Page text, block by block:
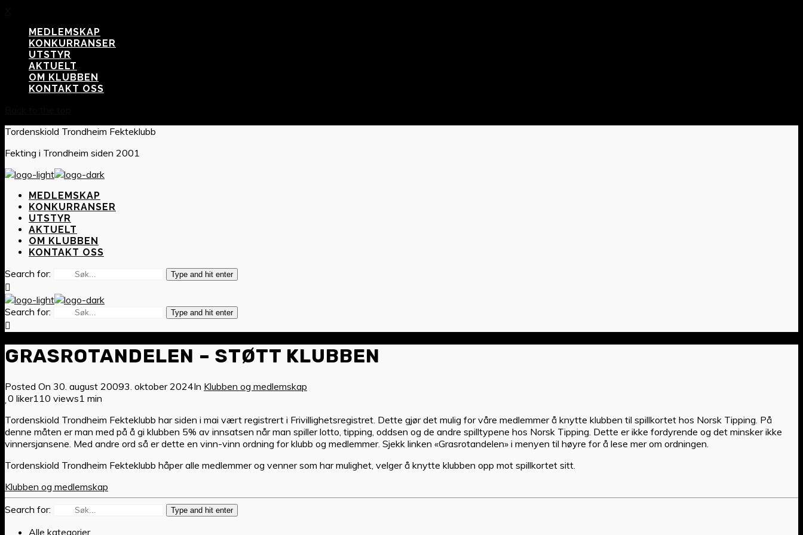
MEDLEMSKAP
KONKURRANSER
UTSTYR
AKTUELT
OM KLUBBEN
KONTAKT OSS
Tordenskiold Trondheim Fekteklubb
Fekting i Trondheim siden 2001
MEDLEMSKAP
KONKURRANSER
UTSTYR
AKTUELT
OM KLUBBEN
KONTAKT OSS
Search for: Type and hit enter
Search for: Type and hit enter
GRASROTANDELEN – STØTT KLUBBEN
Posted On 30. august 20093. oktober 2024In Klubben og medlemskap
0 liker110 views1 min
Tordenskiold Trondheim Fekteklubb har siden i mai vært registrert i Frivillighetsregistret. Dette gjør det mulig for våre medlemmer å knytte klubben til spillkortet hos Norsk Tipping. På
denne måten er man med på å gi klubben 5% av innsatsen når man spiller lotto, tipping, oddsen og de andre spilltypene hos Norsk Tipping. Dette er ikke fordyrende og det minsker ikke
vinnersjansene. Med andre ord så er dette en vinn-vinn ordning for klubb og medlemmer. Sjekk linken «Grasrotandelen» i menyen til høyre for å lese mer om ordningen.
Tordenskiold Trondheim Fekteklubb håper alle medlemmer og venner som har mulighet, velger å knytte klubben opp mot spillkortet sitt.
Klubben og medlemskap
Search for:
Type and hit enter
Alle kategorier